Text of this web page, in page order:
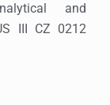
and
III CZ 0212